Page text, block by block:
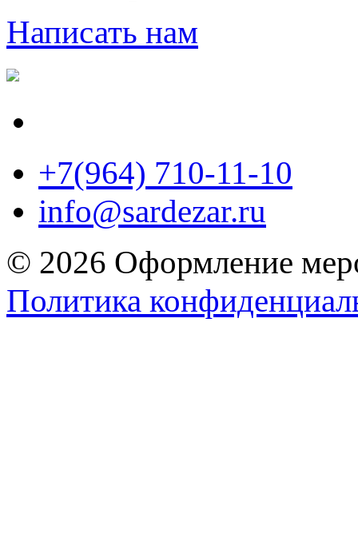
Написать нам
+7(964) 710-11-10
info@sardezar.ru
© 2026 Оформление
Политика